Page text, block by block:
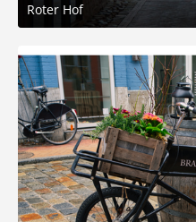
Roter Hof
4. März 2026 um